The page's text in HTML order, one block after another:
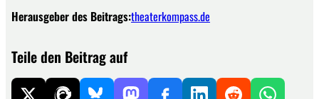
Herausgeber des Beitrags:theaterkompass.de
Teile den Beitrag auf